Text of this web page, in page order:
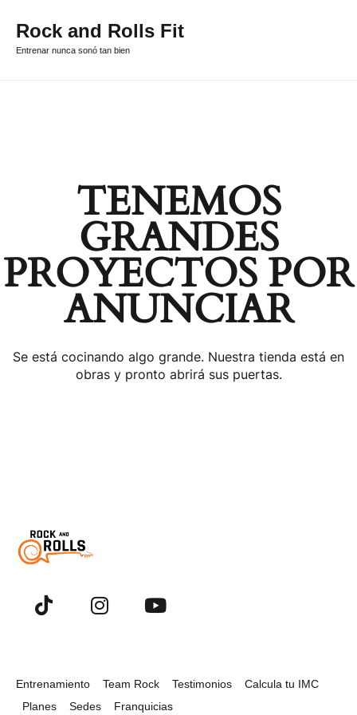
Rock and Rolls Fit
Entrenar nunca sonó tan bien
TENEMOS
GRANDES
PROYECTOS POR
ANUNCIAR
Se está cocinando algo grande. Nuestra tienda está en
obras y pronto abrirá sus puertas.
Entrenamiento Team Rock Testimonios
Calcula tu IMC
Planes
Sedes Franquicias